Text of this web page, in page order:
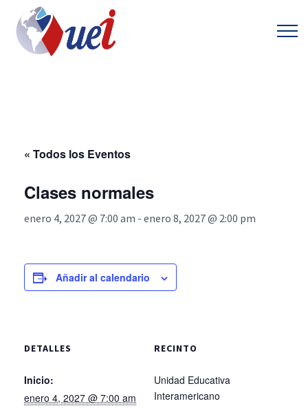
« Todos los Eventos
Clases normales
enero 4, 2027 @ 7:00 am - enero 8, 2027 @ 2:00 pm
Añadir al calendario
DETALLES
Inicio:
enero 4, 2027 @ 7:00 am
RECINTO
Unidad Educativa
Interamericano